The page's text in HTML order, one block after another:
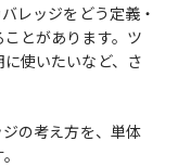
レッジをどう定義・
とがあります。ツ
使いたいなど、さ
の考え方を、単体